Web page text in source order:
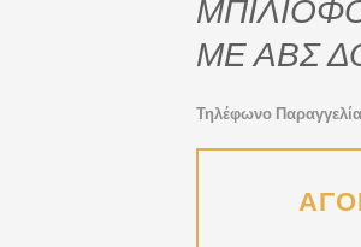
€70.00.
ΜΕ ΑΒΣ
Τηλέφωνο